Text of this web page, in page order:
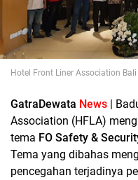
Hotel Front Liner Association
GatraDewata News |
Association (HFLA)
tema FO Safety &
Tema yang dibahas
pencegahan terjadinya